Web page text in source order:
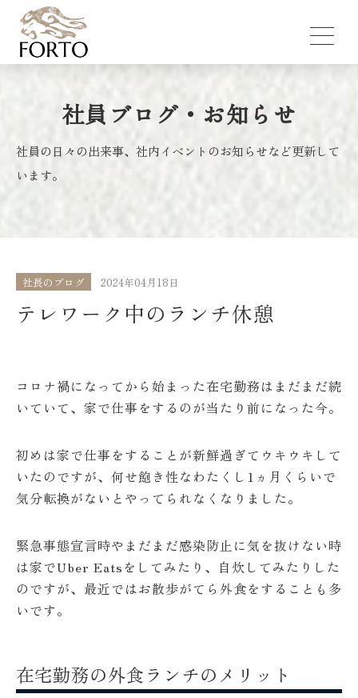
社員ブログ・お知らせ
社員の日々の出来事、社内イベントのお知らせなど更新して
います。
社長のブログ 2024年04月18日
テレワーク中のランチ休憩
コロナ禍になってから始まった在宅勤務はまだまだ続
いていて、家で仕事をするのが当たり前になった今。
初めは家で仕事をすることが新鮮過ぎてウキウキして
いたのですが、何せ飽き性なわたくし1ヵ月くらいで
気分転換がないとやってられなくなりました。
緊急事態宣言時やまだまだ感染防止に気を抜けない時
は家でUber Eatsをしてみたり、自炊してみたりした
のですが、最近ではお散歩がてら外食をすることも多
いです。
在宅勤務の外食ランチのメリット